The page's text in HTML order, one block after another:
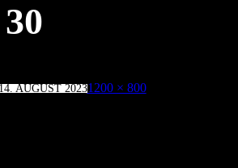
30
AUGUST 2023Volle
1200 × 800